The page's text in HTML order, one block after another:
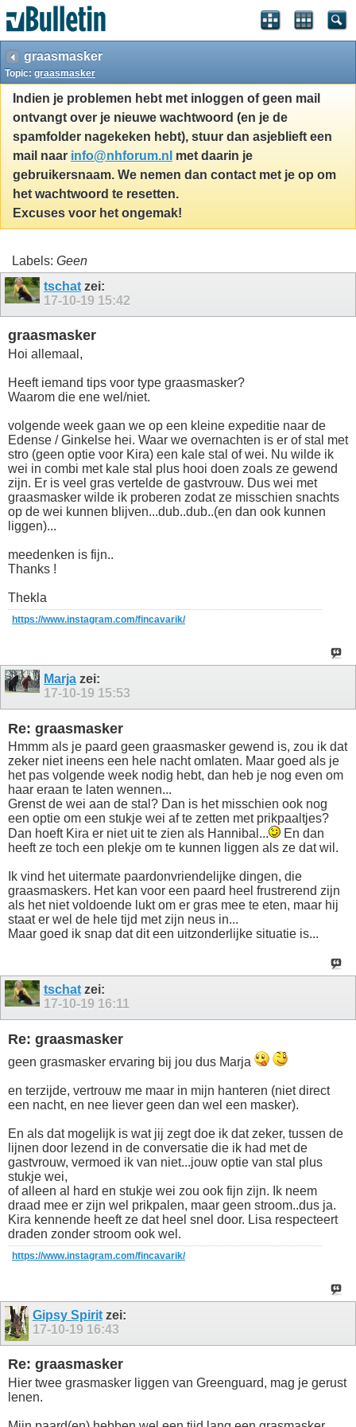
graasmasker
Topic: graasmasker
Indien je problemen hebt met inloggen of geen mail
ontvangt over je nieuwe wachtwoord (en je de
spamfolder nagekeken hebt), stuur dan asjeblieft een
mail naar info@nhforum.nl met daarin je
gebruikersnaam. We nemen dan contact met je op om
het wachtwoord te resetten.
Excuses voor het ongemak!
Labels: Geen
tschat zei:
17-10-19 15:42
graasmasker
Hoi allemaal,
Heeft iemand tips voor type graasmasker?
Waarom die ene wel/niet.
volgende week gaan we op een kleine expeditie naar de
Edense / Ginkelse hei. Waar we overnachten is er of stal met
stro (geen optie voor Kira) een kale stal of wei. Nu wilde ik
wei in combi met kale stal plus hooi doen zoals ze gewend
zijn. Er is veel gras vertelde de gastvrouw. Dus wei met
graasmasker wilde ik proberen zodat ze misschien snachts
op de wei kunnen blijven...dub..dub..(en dan ook kunnen
liggen)...
meedenken is fijn..
Thanks !
Thekla
https://www.instagram.com/fincavarik/
Marja zei:
17-10-19 15:53
Re: graasmasker
Hmmm als je paard geen graasmasker gewend is, zou ik dat
zeker niet ineens een hele nacht omlaten. Maar goed als je
het pas volgende week nodig hebt, dan heb je nog even om
haar eraan te laten wennen...
Grenst de wei aan de stal? Dan is het misschien ook nog
een optie om een stukje wei af te zetten met prikpaaltjes?
Dan hoeft Kira er niet uit te zien als Hannibal...
En dan
heeft ze toch een plekje om te kunnen liggen als ze dat wil.
Ik vind het uitermate paardonvriendelijke dingen, die
graasmaskers. Het kan voor een paard heel frustrerend zijn
als het niet voldoende lukt om er gras mee te eten, maar hij
staat er wel de hele tijd met zijn neus in...
Maar goed ik snap dat dit een uitzonderlijke situatie is...
tschat zei:
17-10-19 16:11
Re: graasmasker
geen grasmasker ervaring bij jou dus Marja
en terzijde, vertrouw me maar in mijn hanteren (niet direct
een nacht, en nee liever geen dan wel een masker).
En als dat mogelijk is wat jij zegt doe ik dat zeker, tussen de
lijnen door lezend in de conversatie die ik had met de
gastvrouw, vermoed ik van niet...jouw optie van stal plus
stukje wei,
of alleen al hard en stukje wei zou ook fijn zijn. Ik neem
draad mee er zijn wel prikpalen, maar geen stroom..dus ja.
Kira kennende heeft ze dat heel snel door. Lisa respecteert
draden zonder stroom ook wel.
https://www.instagram.com/fincavarik/
Gipsy Spiritzei:
17-10-19 16:43
Re: graasmasker
Hier twee grasmasker liggen van Greenguard, mag je gerust
lenen.